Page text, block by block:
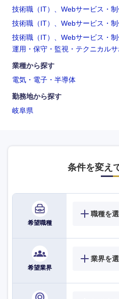
技術職（IT）、Webサービス・
技術職（IT）、Webサービス・
技術職（IT）、Webサービス・
運用・保守・監視・テクニカルサ
業種から探す
電気・電子・半導体
勤務地から探す
岐阜県
条件を変え
希望職種
職種を
希望業界
業界を
九州・沖縄
福岡県
鹿児島県